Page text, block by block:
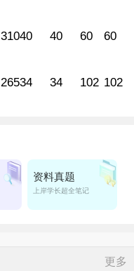
31040 40 60 60
26534 34 102 102
更多